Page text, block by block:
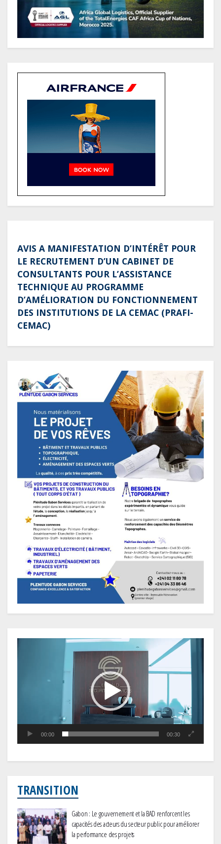
des recettes budgétaires
(Rapport)
Société : Vives polémiques sur
l’identité de Bombé Marcel auprès
Gabon : AGL confirme son
positionnement de partenaire de
référence pour les grands projets
industriels et d’infrastructures du
pays
la numérisation des recettes
publiques avec 3 000 nouveaux
terminaux de paiement
électronique
AVIS A MANIFESTATION D’INTÉRÊT POUR
LE RECRUTEMENT D’UN CABINET DE
CONSULTANTS POUR L’ASSISTANCE
TECHNIQUE AU PROGRAMME
D’AMÉLIORATION DU FONCTIONNEMENT
DES INSTITUTIONS DE LA CEMAC (PRAFI-
CEMAC)
00:00 00:30
TRANSITION
Gabon : Le gouvernement et la BAD renforcent les
capacités des acteurs du secteur public pour améliorer
la performance des projets